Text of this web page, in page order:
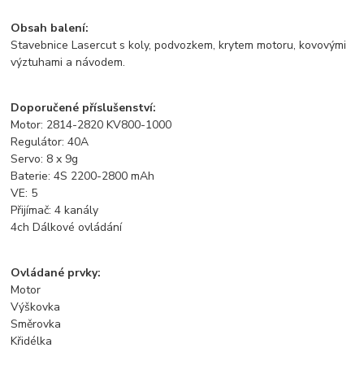
Obsah balení:
Stavebnice Lasercut s koly, podvozkem, krytem motoru, kovovými
výztuhami a návodem.
Doporučené příslušenství:
Motor: 2814-2820 KV800-1000
Regulátor: 40A
Servo: 8 x 9g
Baterie: 4S 2200-2800 mAh
VE: 5
Přijímač: 4 kanály
4ch Dálkové ovládání
Ovládané prvky:
Motor
Výškovka
Směrovka
Křidélka